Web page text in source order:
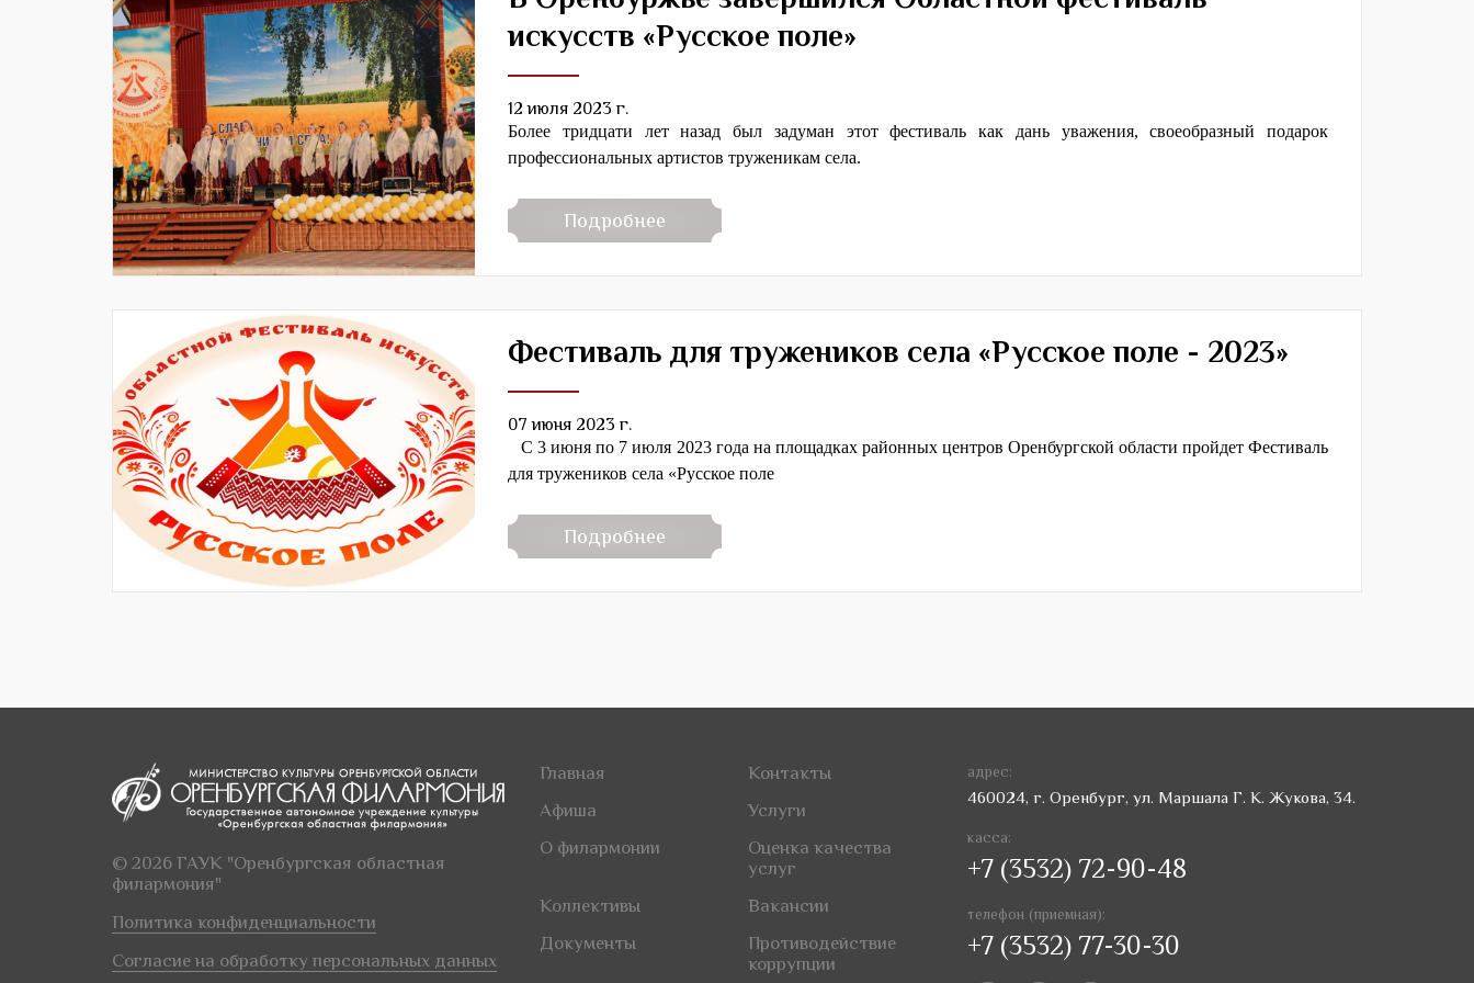
искусств «Русское поле»
12 июля 2023 г.
Более тридцати лет назад был задуман этот фестиваль как дань уважения, своеобразный подарок
профессиональных артистов труженикам села.
Подробнее
Фестиваль для тружеников села «Русское поле - 2023»
07 июня 2023 г.
С 3 июня по 7 июля 2023 года на площадках районных центров Оренбургской области пройдет Фестиваль
для тружеников села «Русское поле
Подробнее
© 2026 ГАУК "Оренбургская областная
филармония"
Политика конфиденциальности
Согласие на обработку персональных данных
Главная
Контакты
Афиша
Услуги
О филармонии
Оценка качества
услуг
Коллективы
Вакансии
Документы
Противодействие
коррупции
адрес:
460024, г. Оренбург, ул. Маршала Г. К. Жукова, 34.
касса:
+7 (3532) 72-90-48
телефон (приемная):
+7 (3532) 77-30-30